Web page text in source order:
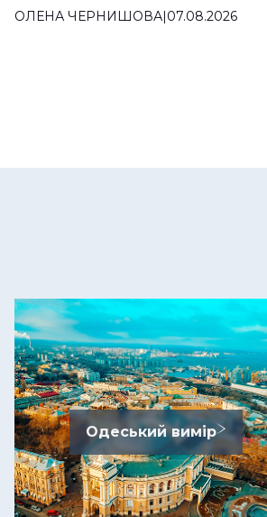
ОЛЕНА ЧЕРНИШОВА|07.08.2026
Одеський вимір